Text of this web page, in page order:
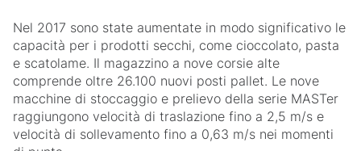
Nel 2017 sono state aumentate in modo significativo le
capacità per i prodotti secchi, come cioccolato, pasta
e scatolame. Il magazzino a nove corsie alte
comprende oltre 26.100 nuovi posti pallet. Le nove
macchine di stoccaggio e prelievo della serie MASTer
raggiungono velocità di traslazione fino a 2,5 m/s e
velocità di sollevamento fino a 0,63 m/s nei momenti